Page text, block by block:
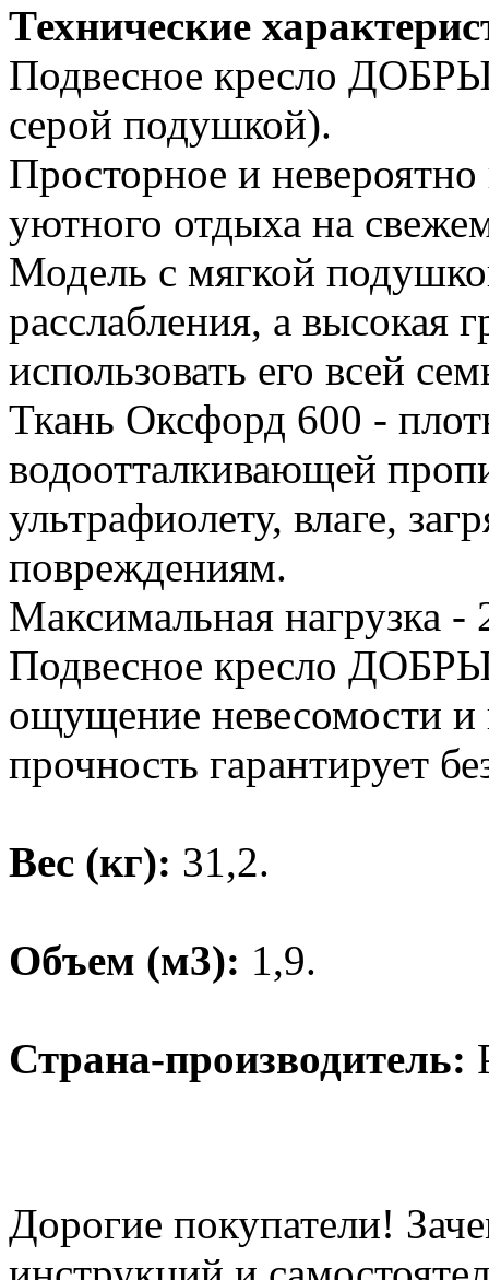
Технические
Подвесное кресло
серой подушкой).
Просторное и
уютного отдыха на
Модель с мягкой
расслабления, а высокая
использовать его всей
Ткань Оксфорд 600 -
водоотталкивающей
ультрафиолету, влаге,
повреждениям.
Максимальная нагрузка -
Подвесное кресло
ощущение невесомости и
прочность гарантирует
Вес (кг): 31,2.
Объем (м3): 1,9.
Страна-производитель:
Дорогие покупатели!